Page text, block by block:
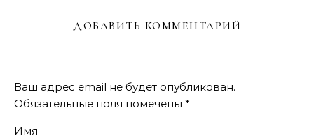
ДОБАВИТЬ КОММЕНТАРИЙ
Ваш адрес email не будет опубликован.
Обязательные поля помечены *
Имя